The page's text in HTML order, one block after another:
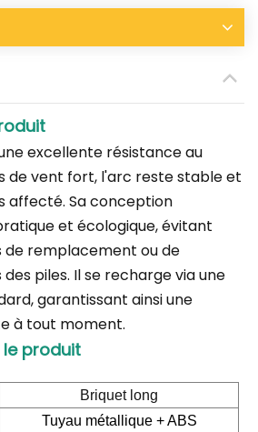
excellente résistance au
de vent fort, l'arc reste stable et
affecté. Sa conception
et écologique, évitant
de remplacement ou de
piles. Il se recharge via une
garantissant ainsi une
à tout moment.
produit
Briquet long
Tuyau métallique + ABS